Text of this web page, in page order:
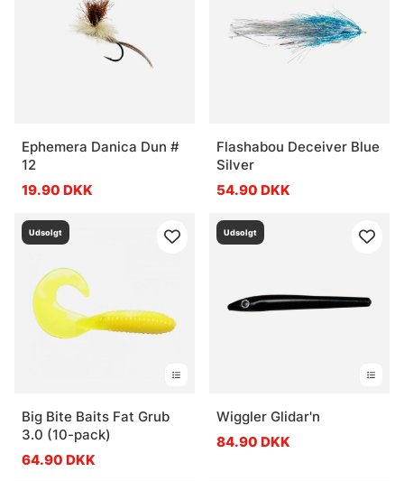
Ephemera Danica Dun #
12
19.90 DKK
Flashabou Deceiver Blue
Silver
54.90 DKK
Udsolgt
Big Bite Baits Fat Grub
3.0 (10-pack)
64.90 DKK
Udsolgt
Wiggler Glidar'n
84.90 DKK